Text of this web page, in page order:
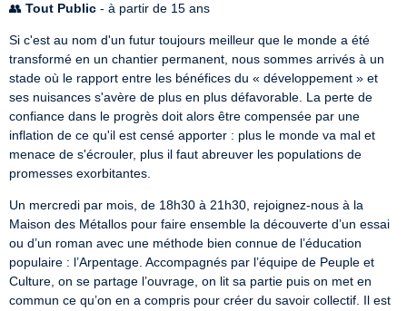
👥 Tout Public - à partir de 15 ans
Si c'est au nom d'un futur toujours meilleur que le monde a été
transformé en un chantier permanent, nous sommes arrivés à un
stade où le rapport entre les bénéfices du « développement » et
ses nuisances s'avère de plus en plus défavorable. La perte de
confiance dans le progrès doit alors être compensée par une
inflation de ce qu'il est censé apporter : plus le monde va mal et
menace de s'écrouler, plus il faut abreuver les populations de
promesses exorbitantes.
Un mercredi par mois, de 18h30 à 21h30, rejoignez-nous à la
Maison des Métallos pour faire ensemble la découverte d’un essai
ou d’un roman avec une méthode bien connue de l’éducation
populaire : l’Arpentage. Accompagnés par l’équipe de Peuple et
Culture, on se partage l’ouvrage, on lit sa partie puis on met en
commun ce qu’on en a compris pour créer du savoir collectif. Il est